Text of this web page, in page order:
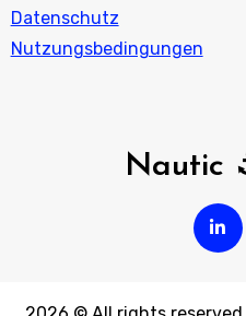
Datenschutz
Nutzungsbedingungen
Nautic